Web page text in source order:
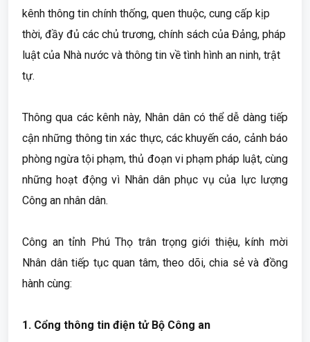
kênh thông tin chính thống, quen thuộc, cung cấp kịp
thời, đầy đủ các chủ trương, chính sách của Đảng, pháp
luật của Nhà nước và thông tin về tình hình an ninh, trật
tự.
Thông qua các kênh này, Nhân dân có thể dễ dàng tiếp
cận những thông tin xác thực, các khuyến cáo, cảnh báo
phòng ngừa tội phạm, thủ đoạn vi phạm pháp luật, cùng
những hoạt động vì Nhân dân phục vụ của lực lượng
Công an nhân dân.
Công an tỉnh Phú Thọ trân trọng giới thiệu, kính mời
Nhân dân tiếp tục quan tâm, theo dõi, chia sẻ và đồng
hành cùng:
1. Cổng thông tin điện tử Bộ Công an